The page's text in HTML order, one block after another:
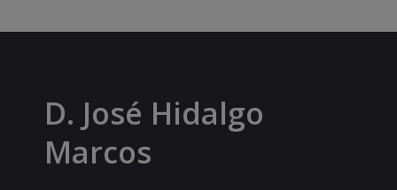
D. José Hidalgo
Marcos